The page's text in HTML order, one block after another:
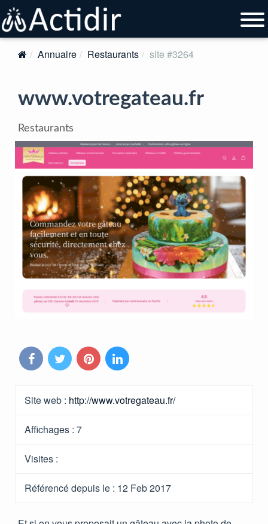
Annuaire Restaurants site #3264
www.votregateau.fr
Restaurants
Site web : http://www.votregateau.fr/
Affichages : 7
Visites :
Référencé depuis le : 12 Feb 2017